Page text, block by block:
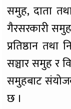
समुह, दाता
गैरसरकारी
प्रतिष्ठान तथा
सञ्चार समुह र
समुहबाट
छ ।